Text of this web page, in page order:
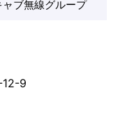
ブ無線グループ
9